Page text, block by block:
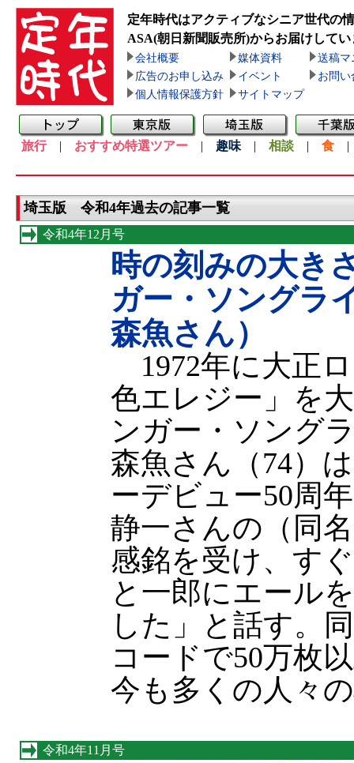
定年時代はアクティブなシニア世代の
ASA(朝日新聞販売所)からお届けしてい
会社概要 媒体資料
送稿マ
広告のお申し込み
イベント
お問い
個人情報保護方針
サイトマップ
旅行| おすすめ特選ツアー | 趣味 | 相談 | 食
埼玉版 令和4年過去の記事一覧
令和4年12月号
時の刻みの大き
ガー・ソング
森魚さん）
1972年に大正
色エレジー」を
ンガー・ソング
森魚さん（74）
ーデビュー50周
静一さんの（同
感銘を受け、す
と一郎にエール
した」と話す。
コードで50万枚
今も多くの人々
令和4年11月号